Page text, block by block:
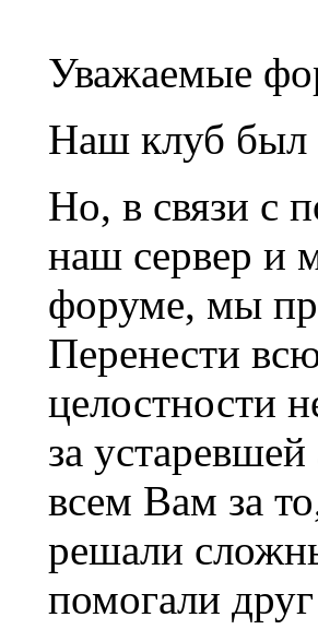
Уважаемые
Наш клуб был
Но, в связи с
наш сервер и
форуме, мы
Перенести
целостности
за
всем Вам за
решали
помогали